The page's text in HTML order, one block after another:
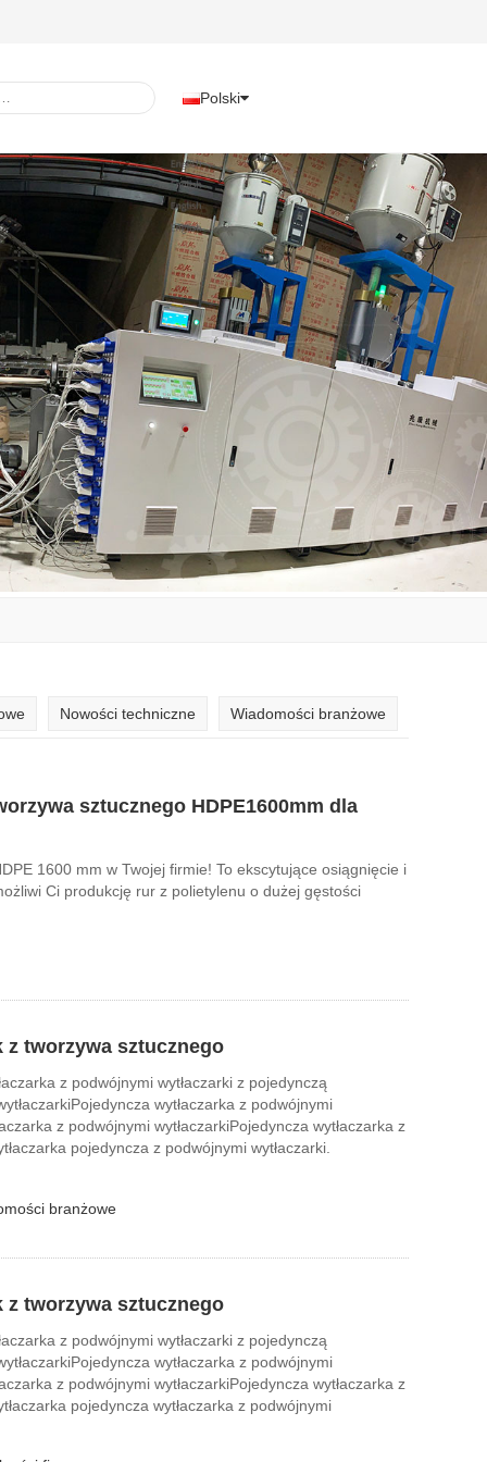
Polski
Nowości techniczne Wiadomości branżowe
sztucznego HDPE1600mm dla
1600 mm w Twojej firmie! To ekscytujące osiągnięcie i
Ci produkcję rur z polietylenu o dużej gęstości
z tworzywa sztucznego
z podwójnymi wytłaczarki z pojedynczą
wytłaczarka z podwójnymi
z podwójnymi wytłaczarkiPojedyncza wytłaczarka z
pojedyncza z podwójnymi wytłaczarki.
branżowe
z tworzywa sztucznego
z podwójnymi wytłaczarki z pojedynczą
wytłaczarka z podwójnymi
z podwójnymi wytłaczarkiPojedyncza wytłaczarka z
pojedyncza wytłaczarka z podwójnymi